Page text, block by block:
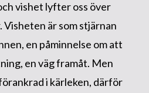
vishet lyfter oss över
är som stjärnan
en påminnelse om att
en väg framåt. Men
i kärleken, därför